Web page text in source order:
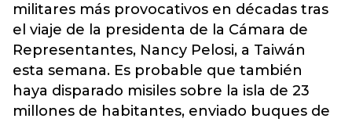
militares más provocativos en décadas tras
el viaje de la presidenta de la Cámara de
Representantes, Nancy Pelosi, a Taiwán
esta semana. Es probable que también
haya disparado misiles sobre la isla de 23
millones de habitantes, enviado buques de